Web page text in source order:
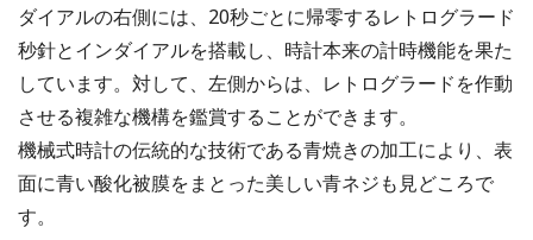
ダイアルの右側には、20秒ごとに帰零するレトログラード
秒針とインダイアルを搭載し、時計本来の計時機能を果た
しています。対して、左側からは、レトログラードを作動
させる複雑な機構を鑑賞することができます。
機械式時計の伝統的な技術である青焼きの加工により、表
面に青い酸化被膜をまとった美しい青ネジも見どころで
す。